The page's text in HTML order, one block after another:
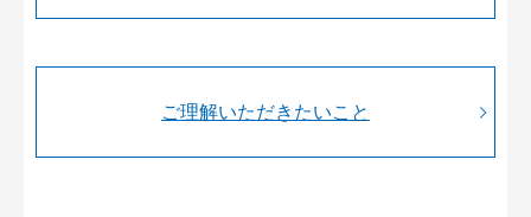
ご理解いただきたいこと